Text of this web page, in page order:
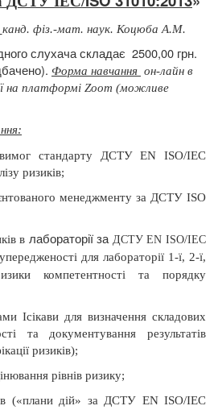
канд. фіз.-мат. наук. Коцюба А.М.
слухача складає 2500,00 грн.
Форма навчання он-лайн в
на платформі Zoom (можливе
:
вимог стандарту ДСТУ EN ISO/IEC
ризиків;
менеджменту за ДСТУ ISO
в лабораторії за ДСТУ EN ISO/IEC
для лабораторії 1-ї, 2-ї,
компетентності та порядку
Ісікави для визначення складових
та документування результатів
ризиків);
рівнів ризику;
(«плани дій» за ДСТУ EN ISO/IEC